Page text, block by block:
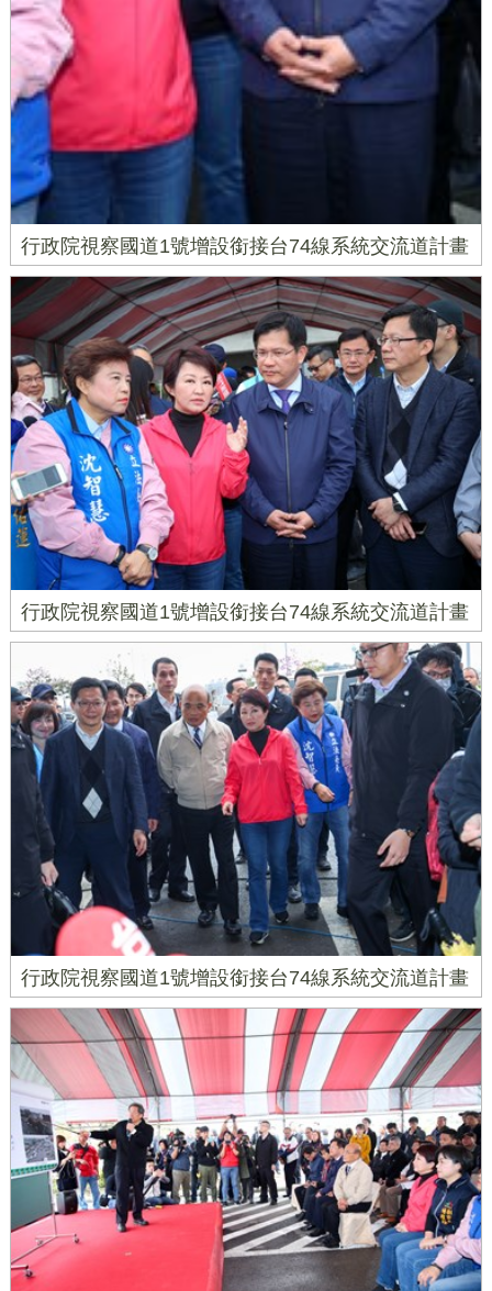
行政院視察國道1號增設銜接台74線系統交流道計畫
行政院視察國道1號增設銜接台74線系統交流道計畫
行政院視察國道1號增設銜接台74線系統交流道計畫